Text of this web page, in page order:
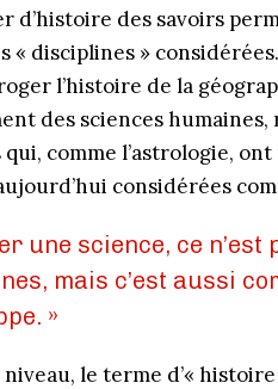
d’histoire des savoirs
« disciplines »
l’histoire de la
des sciences
comme l’astrologie,
considérées
une science, ce
mais c’est aussi
»
le terme d’«